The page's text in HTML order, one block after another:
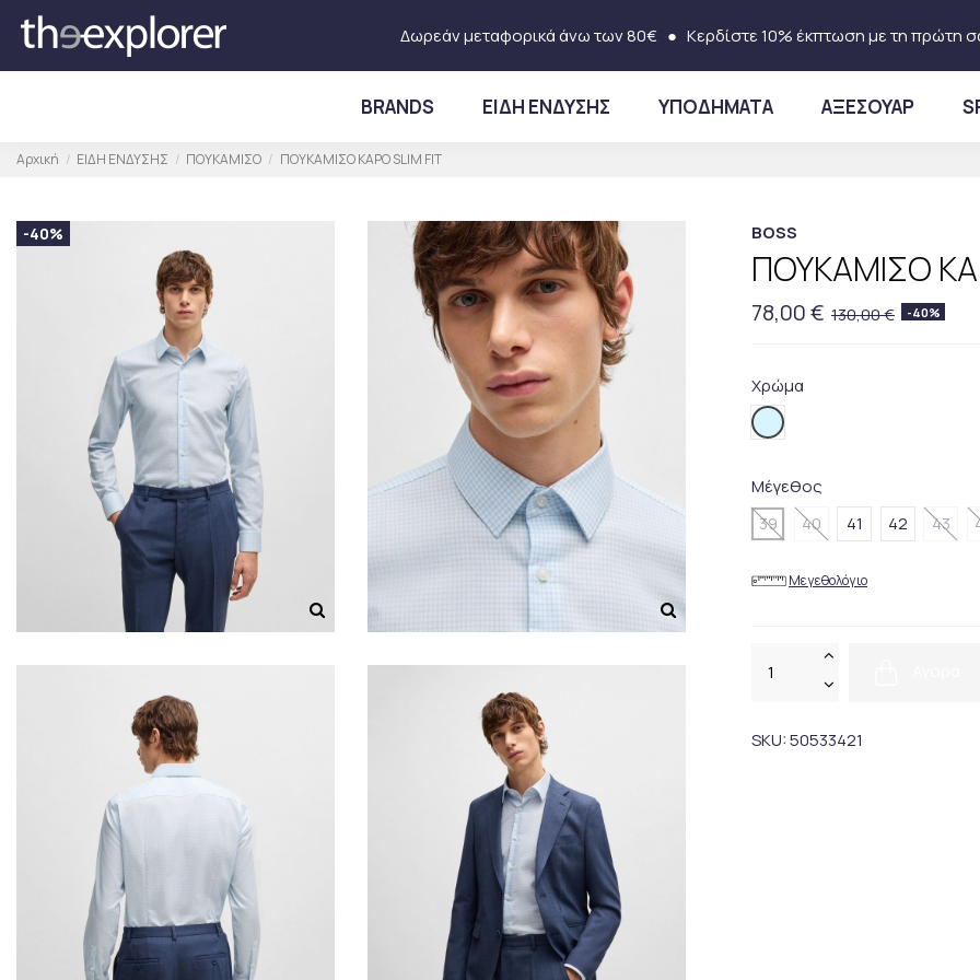
Δωρεάν μεταφορικά άνω των 80€ ● Κερδίστε 10% έκπτωση με τη πρώτη
BRANDS ΕΙΔΗ ΕΝΔΥΣΗΣ ΥΠΟΔΗΜΑΤΑ ΑΞΕΣΟΥΑΡ
Αρχική ΕΙΔΗ ΕΝΔΥΣΗΣ ΠΟΥΚΑΜΙΣΟ ΠΟΥΚΑΜΙΣΟ ΚΑΡΟ SLIM FIT
-40% BOSS
ΠΟΥΚΑΜΙΣΟ
78,00 € 130,00 € -40%
Χρώμα
450BLUE
Μέγεθος
39
40 41 42 43
Μεγεθολόγιο
SKU:50533421